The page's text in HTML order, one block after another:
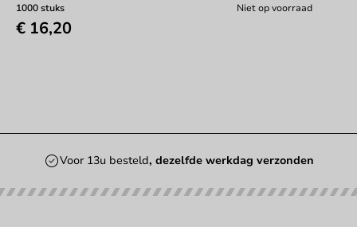
1000 stuks
€ 16,20
Niet op voorraad
Voor 13u besteld, dezelfde werkdag verzonden